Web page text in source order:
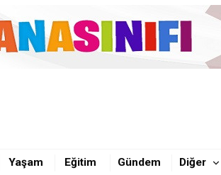
Yaşam Eğitim Gündem Diğer